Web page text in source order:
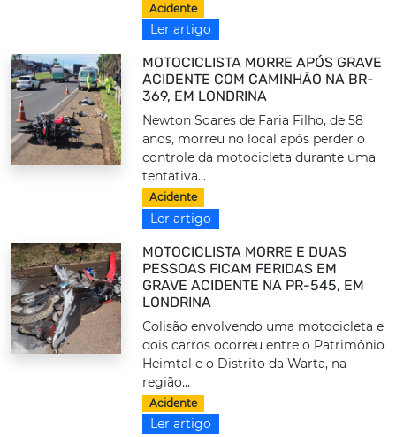
Acidente
Ler artigo
MOTOCICLISTA MORRE APÓS GRAVE
ACIDENTE COM CAMINHÃO NA BR-
369, EM LONDRINA
Newton Soares de Faria Filho, de 58
anos, morreu no local após perder o
controle da motocicleta durante uma
tentativa...
Acidente
Ler artigo
MOTOCICLISTA MORRE E DUAS
PESSOAS FICAM FERIDAS EM
GRAVE ACIDENTE NA PR-545, EM
LONDRINA
Colisão envolvendo uma motocicleta e
dois carros ocorreu entre o Patrimônio
Heimtal e o Distrito da Warta, na
região...
Acidente
Ler artigo